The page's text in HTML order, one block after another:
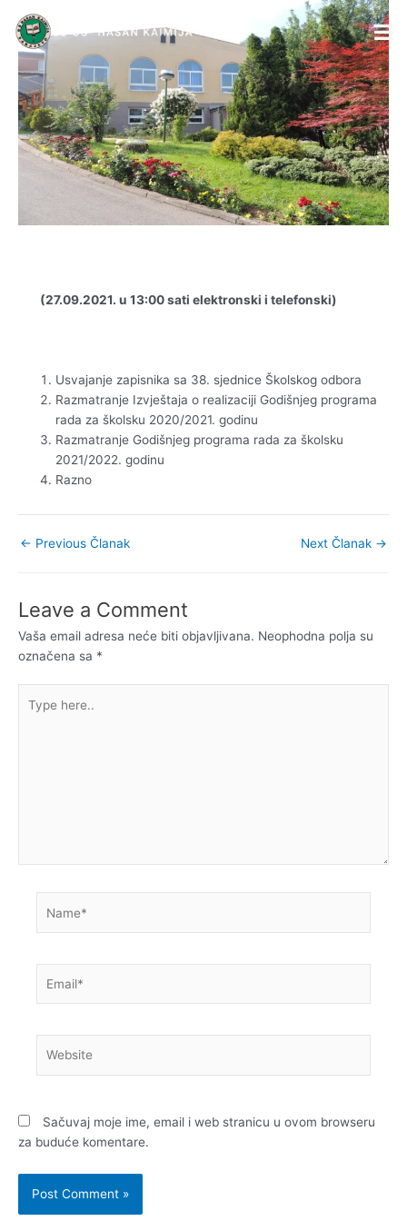
content
(27.09.2021. u 13:00 sati elektronski i telefonski)
Usvajanje zapisnika sa 38. sjednice Školskog odbora
Razmatranje Izvještaja o realizaciji Godišnjeg programa
rada za školsku 2020/2021. godinu
Razmatranje Godišnjeg programa rada za školsku
2021/2022. godinu
Razno
navigation
← Previous Članak Next Članak →
Leave a Comment
Vaša email adresa neće biti objavljivana. Neophodna polja su
označena sa *
here..
Sačuvaj moje ime, email i web stranicu u ovom browseru
za buduće komentare.